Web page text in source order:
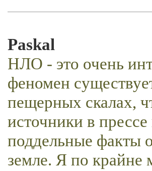
Paskal
НЛО - это очень
феномен
пещерных скалах,
источники в
поддельные факты
земле. Я по крайне